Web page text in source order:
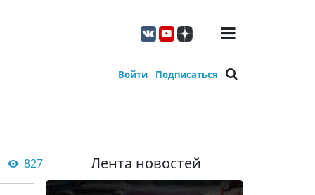
Войти Подписаться
827 Лента новостей